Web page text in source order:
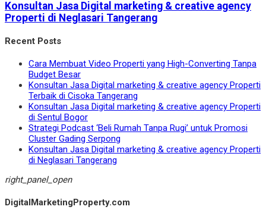
Konsultan Jasa Digital marketing & creative agency
Properti di Neglasari Tangerang
Recent Posts
Cara Membuat Video Properti yang High-Converting Tanpa
Budget Besar
Konsultan Jasa Digital marketing & creative agency Properti
Terbaik di Cisoka Tangerang
Konsultan Jasa Digital marketing & creative agency Properti
di Sentul Bogor
Strategi Podcast ‘Beli Rumah Tanpa Rugi’ untuk Promosi
Cluster Gading Serpong
Konsultan Jasa Digital marketing & creative agency Properti
di Neglasari Tangerang
right_panel_open
DigitalMarketingProperty.com